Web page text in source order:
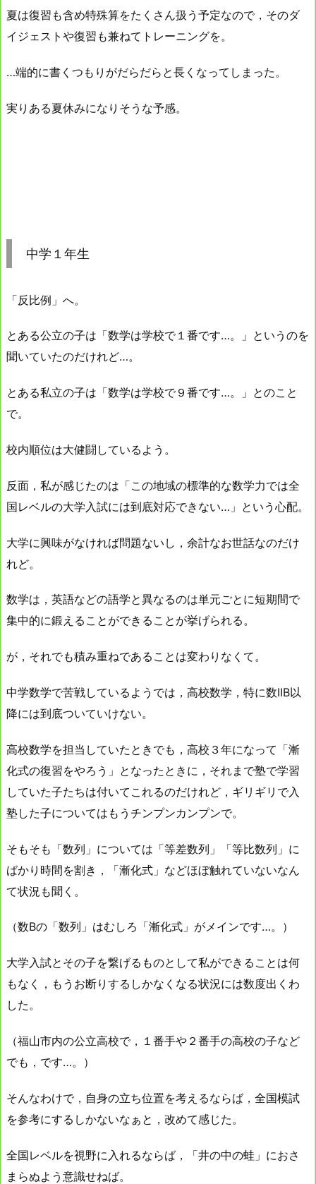
夏は復習も含め特殊算をたくさん扱う予定なので，そのダ
イジェストや復習も兼ねてトレーニングを。
…端的に書くつもりがだらだらと長くなってしまった。
実りある夏休みになりそうな予感。
中学１年生
「反比例」へ。
とある公立の子は「数学は学校で１番です…。」というのを
聞いていたのだけれど…。
とある私立の子は「数学は学校で９番です…。」とのこと
で。
校内順位は大健闘しているよう。
反面，私が感じたのは「この地域の標準的な数学力では全
国レベルの大学入試には到底対応できない…」という心配。
大学に興味がなければ問題ないし，余計なお世話なのだけ
れど。
数学は，英語などの語学と異なるのは単元ごとに短期間で
集中的に鍛えることができることが挙げられる。
が，それでも積み重ねであることは変わりなくて。
中学数学で苦戦しているようでは，高校数学，特に数IIB以
降には到底ついていけない。
高校数学を担当していたときでも，高校３年になって「漸
化式の復習をやろう」となったときに，それまで塾で学習
していた子たちは付いてこれるのだけれど，ギリギリで入
塾した子についてはもうチンプンカンプンで。
そもそも「数列」については「等差数列」「等比数列」に
ばかり時間を割き，「漸化式」などほぼ触れていないなん
て状況も聞く。
（数Bの「数列」はむしろ「漸化式」がメインです…。）
大学入試とその子を繋げるものとして私ができることは何
もなく，もうお断りするしかなくなる状況には数度出くわ
した。
（福山市内の公立高校で，１番手や２番手の高校の子など
でも，です…。）
そんなわけで，自身の立ち位置を考えるならば，全国模試
を参考にするしかないなぁと，改めて感じた。
全国レベルを視野に入れるならば，「井の中の蛙」におさ
まらぬよう意識せねば。